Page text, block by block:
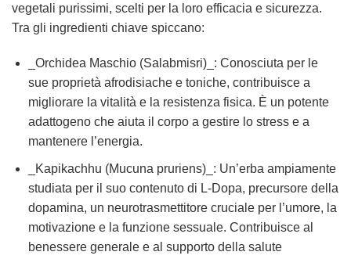
vegetali purissimi, scelti per la loro efficacia e sicurezza.
Tra gli ingredienti chiave spiccano:
_Orchidea Maschio (Salabmisri)_: Conosciuta per le
sue proprietà afrodisiache e toniche, contribuisce a
migliorare la vitalità e la resistenza fisica. È un potente
adattogeno che aiuta il corpo a gestire lo stress e a
mantenere l’energia.
_Kapikachhu (Mucuna pruriens)_: Un’erba ampiamente
studiata per il suo contenuto di L-Dopa, precursore della
dopamina, un neurotrasmettitore cruciale per l’umore, la
motivazione e la funzione sessuale. Contribuisce al
benessere generale e al supporto della salute